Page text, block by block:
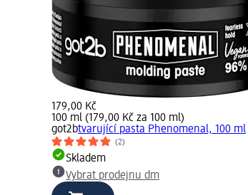
179,00 Kč
100 ml (179,00 Kč za 100 ml)
got2btvarující pasta Phenomenal, 100 ml
(2)
Skladem
Vybrat prodejnu dm